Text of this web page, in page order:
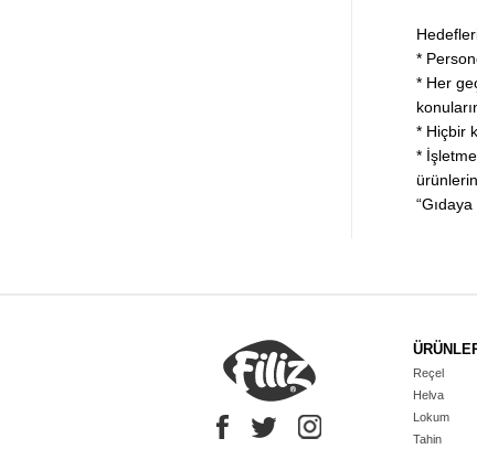
*
* Her
* Hiçbir
*
Reçel
Helva
Lokum
Tahin